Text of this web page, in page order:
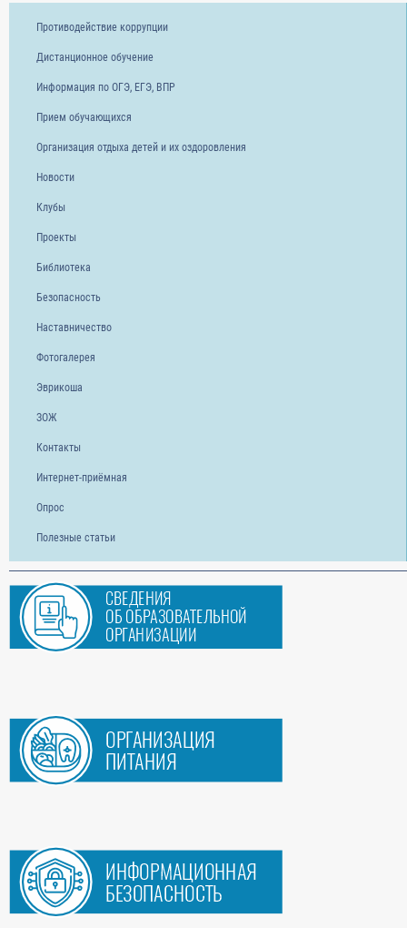
Противодействие коррупции
Дистанционное обучение
Информация по ОГЭ, ЕГЭ, ВПР
Прием обучающихся
Организация отдыха детей и их оздоровления
Новости
Клубы
Проекты
Библиотека
Безопасность
Наставничество
Фотогалерея
Эврикоша
ЗОЖ
Контакты
Интернет-приёмная
Опрос
Полезные статьи